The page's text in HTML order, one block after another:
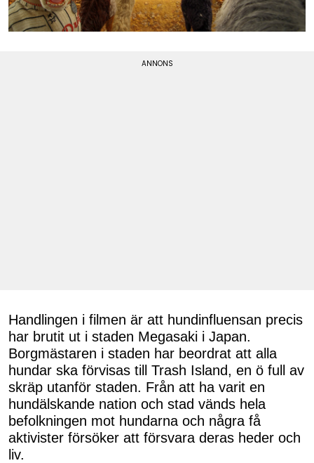
Handlingen i filmen är att hundinfluensan precis
har brutit ut i staden Megasaki i Japan.
Borgmästaren i staden har beordrat att alla
hundar ska förvisas till Trash Island, en ö full av
skräp utanför staden. Från att ha varit en
hundälskande nation och stad vänds hela
befolkningen mot hundarna och några få
aktivister försöker att försvara deras heder och
liv.